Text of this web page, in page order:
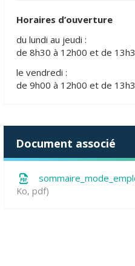
Horaires d’ouverture
du lundi au jeudi :
de 8h30 à 12h00 et de
le vendredi :
de 9h00 à 12h00 et de
Document associé
Ko, pdf